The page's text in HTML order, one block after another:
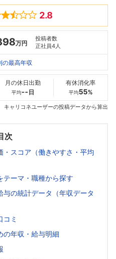
2.8
万円
投稿者数
正社員4人
30代
428万
--万
最高年収
月の休日出勤
平均-- 日
有休消化率
平均55%
キャリコネユーザーの投稿データから算出
次
スコア（働きやすさ・平均
テーマ・職種から探す
の統計データ（年収データ
コミ
の年収・給与明細